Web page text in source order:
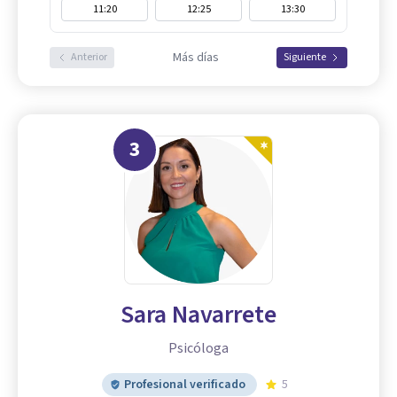
11:20
12:25 13:30
Anterior Más días Siguiente
3
Sara Navarrete
Psicóloga
Profesional verificado 5